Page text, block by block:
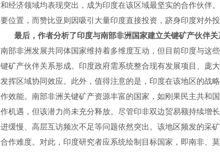
和经济领域均表现突出，成为印度在该区域最坚实的合作伙伴
要位置，而赞比亚则因吸引大量印度直接投资，跻身印度对外
最后，作者分析了印度与南部非洲国家建立关键矿产伙伴
南部非洲发展共同体国家维持着多维度互动，但目前印度与这
键矿产伙伴关系形成。印度政府需系统整合现有发展项目、庞
发挥区域协同效应。此外，值得注意的是，印度在该地区的战
作效能。南部非洲关键矿产资源丰富的国家，如刚果民主共和
作机遇，但该潜力尚未充分释放。尽管印非双边贸易额持续增
进缓慢、高层互访频次不足等问题依然突出。该地区频发的采
合作难度。对此，印度研究者应系统绘制目标国家，即南非、